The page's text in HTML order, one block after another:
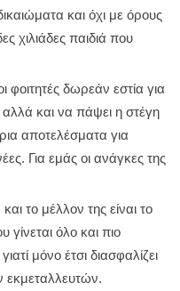
και όχι με όρους
χιλιάδες παιδιά που
φοιτητές δωρεάν εστία για
και να πάψει η στέγη
αποτελέσματα για
Για εμάς οι ανάγκες της
το μέλλον της είναι το
γίνεται όλο και πιο
μόνο έτσι διασφαλίζει
εκμεταλλευτών.